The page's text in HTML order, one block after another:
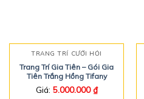
TRANG TRÍ CƯỚI HỎI
Trang Trí Gia Tiên – Gói Gia
Tiên Trắng Hồng Tifany
Giá: 5.000.000₫